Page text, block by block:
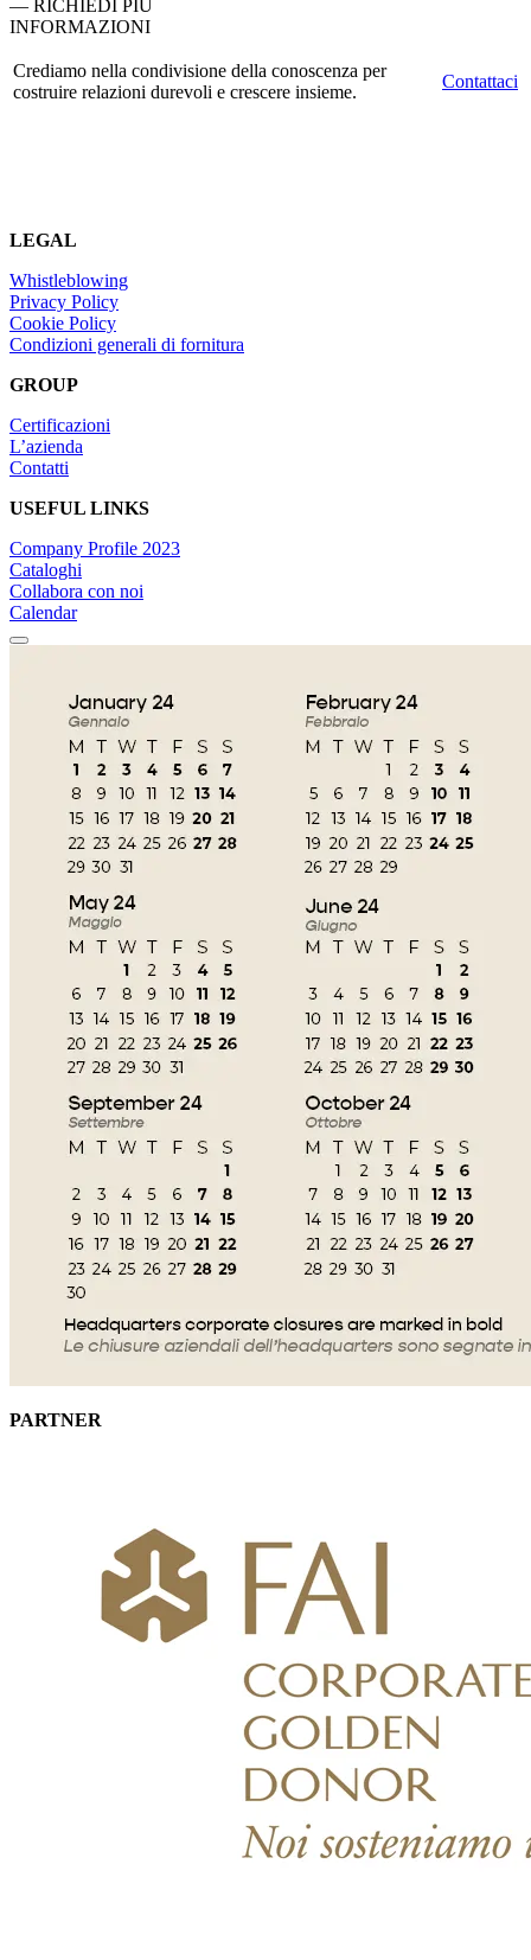
— RICHIEDI PIÙ
INFORMAZIONI
Crediamo nella condivisione della conoscenza per
costruire relazioni durevoli e crescere insieme.
Contattaci
LEGAL
Whistleblowing
Privacy Policy
Cookie Policy
Condizioni generali di fornitura
GROUP
Certificazioni
L’azienda
Contatti
USEFUL LINKS
Company Profile 2023
Cataloghi
Collabora con noi
Calendar
PARTNER